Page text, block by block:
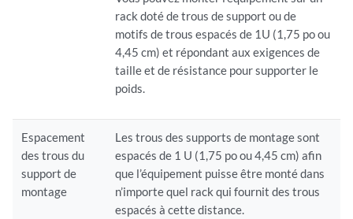
rack doté de trous de support ou de
motifs de trous espacés de 1U (1,75 po ou
4,45 cm) et répondant aux exigences de
taille et de résistance pour supporter le
poids.
Espacement
des trous du
support de
montage
Les trous des supports de montage sont
espacés de 1 U (1,75 po ou 4,45 cm) afin
que l’équipement puisse être monté dans
n’importe quel rack qui fournit des trous
espacés à cette distance.